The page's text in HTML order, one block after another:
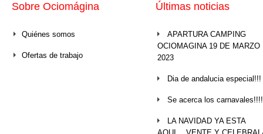
Sobre Ociomágina
Quiénes somos
Ofertas de trabajo
Últimas noticias
APARTURA CAMPING
OCIOMAGINA 19 DE MARZO
2023
Dia de andalucia especial!!!
Se acerca los
LA NAVIDAD YA ESTA